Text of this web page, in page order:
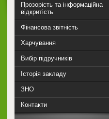
Прозорість та інформаційна
відкритість
Фінансова звітність
Харчування
Вибір підручників
Історія закладу
ЗНО
Контакти